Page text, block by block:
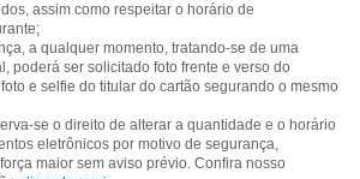
assim como respeitar o horário de
a qualquer momento, tratando-se de uma
poderá ser solicitado foto frente e verso do
e selfie do titular do cartão segurando o mesmo
se o direito de alterar a quantidade e o horário
eletrônicos por motivo de segurança,
maior sem aviso prévio. Confira nosso